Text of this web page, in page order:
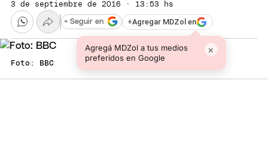
3 de septiembre de 2016 · 13:53 hs
+Agregar MDZol en
Agregá MDZol a tus medios
preferidos en Google
×
+ Seguir en
Foto: BBC